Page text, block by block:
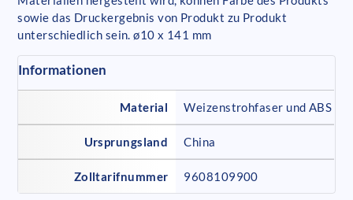
sowie das Druckergebnis von Produkt zu Produkt
unterschiedlich sein. ø10 x 141 mm
Informationen
Material Weizenstrohfaser und ABS
Ursprungsland China
Zolltarifnummer 9608109900